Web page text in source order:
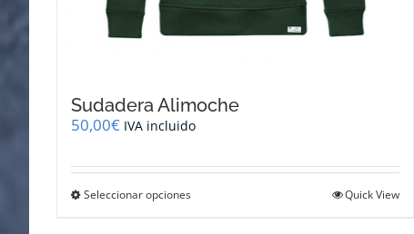
Sudadera Alimoche
50,00€ IVA incluido
Seleccionar opciones Quick View